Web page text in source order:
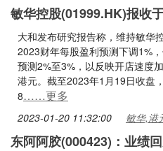
敏华控股(01999.HK)报收
大和发布研究报告称，维持敏华
2023财年每股盈利预测下调1%
预测2%至3%，以反映开店速度
港元。截至2023年1月19日收盘
8……更多
2023-01-20 11:32:00 敏华,港
东阿阿胶(000423)：业绩